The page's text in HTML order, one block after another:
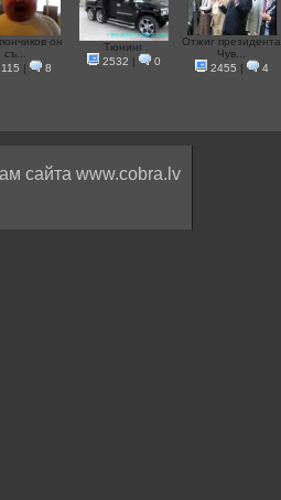
он
съ...
| 8
Тюнинг
2532 | 0
Отжиг президента
Чув...
2455 | 4
сайта www.cobra.lv